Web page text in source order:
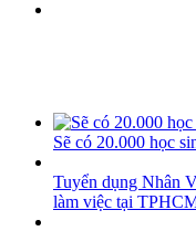
Sẽ có 20.000 học
Tuyển dụng Nhân
làm việc tại